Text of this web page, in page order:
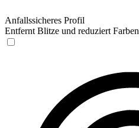
Anfallssicheres Profil
Entfernt Blitze und reduziert Farben